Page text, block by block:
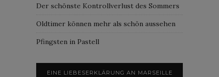
Der schönste Kontrollverlust des Sommers
Oldtimer können mehr als schön aussehen
Pfingsten in Pastell
EINE LIEBESERKLÄRUNG AN MARSEILLE